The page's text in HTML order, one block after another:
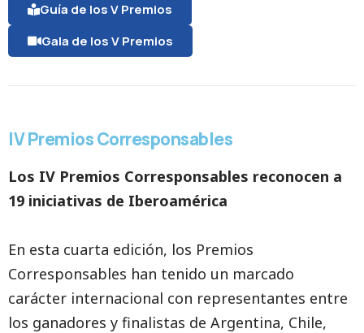
Guía de los V Premios
Gala de los V Premios
IV Premios Corresponsables
Los IV Premios Corresponsables reconocen a
19 iniciativas de Iberoamérica
En esta cuarta edición, los Premios
Corresponsables han tenido un marcado
carácter internacional con representantes entre
los ganadores y finalistas de Argentina, Chile,